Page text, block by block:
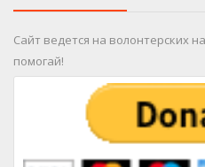
Сайт ведется на волонтерских
помогай!